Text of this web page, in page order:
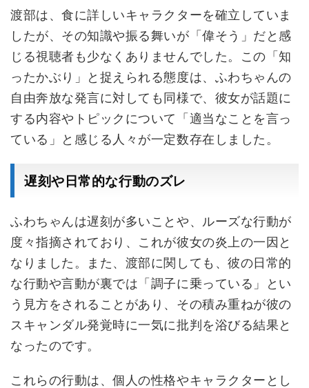
渡部は、食に詳しいキャラクターを確立していま
したが、その知識や振る舞いが「偉そう」だと感
じる視聴者も少なくありませんでした。この「知
ったかぶり」と捉えられる態度は、ふわちゃんの
自由奔放な発言に対しても同様で、彼女が話題に
する内容やトピックについて「適当なことを言っ
ている」と感じる人々が一定数存在しました。
遅刻や日常的な行動のズレ
ふわちゃんは遅刻が多いことや、ルーズな行動が
度々指摘されており、これが彼女の炎上の一因と
なりました。また、渡部に関しても、彼の日常的
な行動や言動が裏では「調子に乗っている」とい
う見方をされることがあり、その積み重ねが彼の
スキャンダル発覚時に一気に批判を浴びる結果と
なったのです。
これらの行動は、個人の性格やキャラクターとし